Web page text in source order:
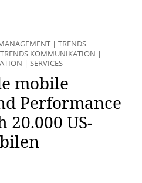
| TRENDS
TRENDS KOMMUNIKATION |
| SERVICES
mobile
Performance
US-